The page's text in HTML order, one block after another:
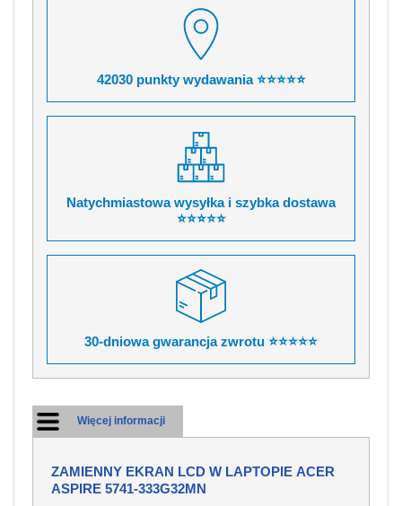
42030 punkty wydawania ⭐⭐⭐⭐⭐
Natychmiastowa wysyłka i szybka dostawa
⭐⭐⭐⭐⭐
30-dniowa gwarancja zwrotu ⭐⭐⭐⭐⭐
Więcej informacji
ZAMIENNY EKRAN LCD W LAPTOPIE ACER
ASPIRE 5741-333G32MN